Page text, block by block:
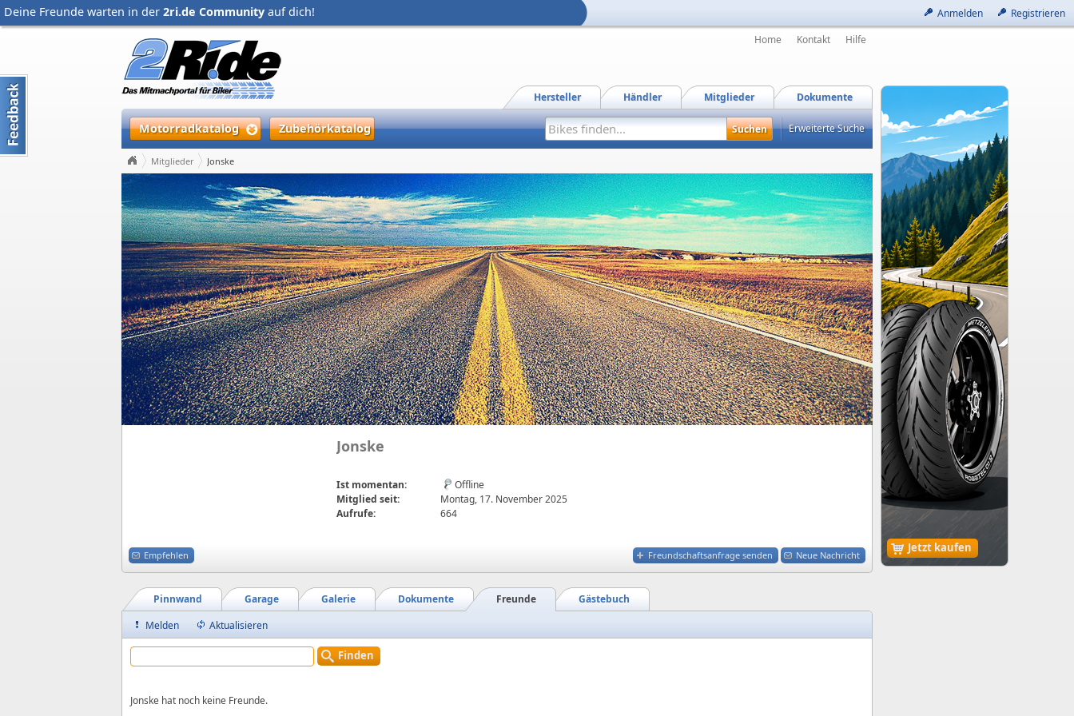
Anmelden Registrieren
Deine Freunde warten in der 2ri.de Community auf dich!
Jetzt kaufen
Home Kontakt Hilfe
Dokumente
Mitglieder
Händler
Hersteller
Motorradkatalog Zubehörkatalog Erweiterte Suche
Mitglieder Jonske
Jonske
Ist momentan:
Offline
Mitglied seit:
Montag, 17. November 2025
Aufrufe:
664
Freundschaftsanfrage senden Neue Nachricht
Empfehlen
Gästebuch
Freunde
Dokumente
Galerie
Garage
Pinnwand
Melden
Aktualisieren
Finden
Jonske hat noch keine Freunde.